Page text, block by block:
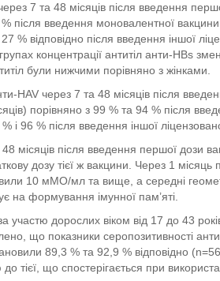
7 та 48 місяців після введення
після введення моновалентної
% відповідно після введення іншої
концентрації антитіл анти-HBs
були нижчими порівняно з жінками.
HAV через 7 та 48 місяців після
порівняно з 99 % та 94 % після
і 96 % після введення іншої
місяців після введення першої дози
дозу тієї ж вакцини. Через 1 місяць
10 мМО/мл та вище, а середні
формування імунної пам’яті.
дорослих віком від 17 до 43
що показники серопозитивності
89,3 % та 92,9 % відповідно
тієї, що спостерігається при